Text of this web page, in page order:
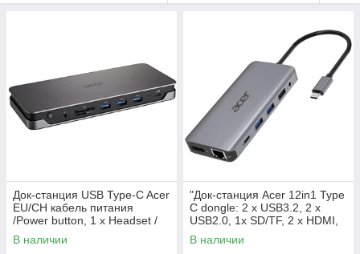
Док-станция USB Type-C Acer
EU/CH кабель питания
/Power button, 1 x Headset /
speaker jack (3.5 mm), 1 x SD
Card Reader, 3 x USB 3
В наличии
"Док-станция Acer 12in1 Type
C dongle: 2 x USB3.2, 2 x
USB2.0, 1x SD/TF, 2 x HDMI,
1 x PD, 1 x DP, 1 x RJ45, 1 x
3.5 Audio, silver
В наличии